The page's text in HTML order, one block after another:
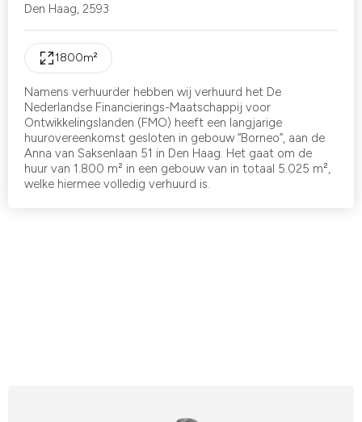
Den Haag, 2593
1800m²
Namens verhuurder hebben wij verhuurd het De
Nederlandse Financierings-Maatschappij voor
Ontwikkelingslanden (FMO) heeft een langjarige
huurovereenkomst gesloten in gebouw “Borneo”, aan de
Anna van Saksenlaan 51 in Den Haag. Het gaat om de
huur van 1.800 m² in een gebouw van in totaal 5.025 m²,
welke hiermee volledig verhuurd is.